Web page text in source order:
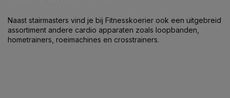
Naast stairmasters vind je bij Fitnesskoerier ook een uitgebreid
assortiment andere cardio apparaten zoals loopbanden,
hometrainers, roeimachines en crosstrainers.